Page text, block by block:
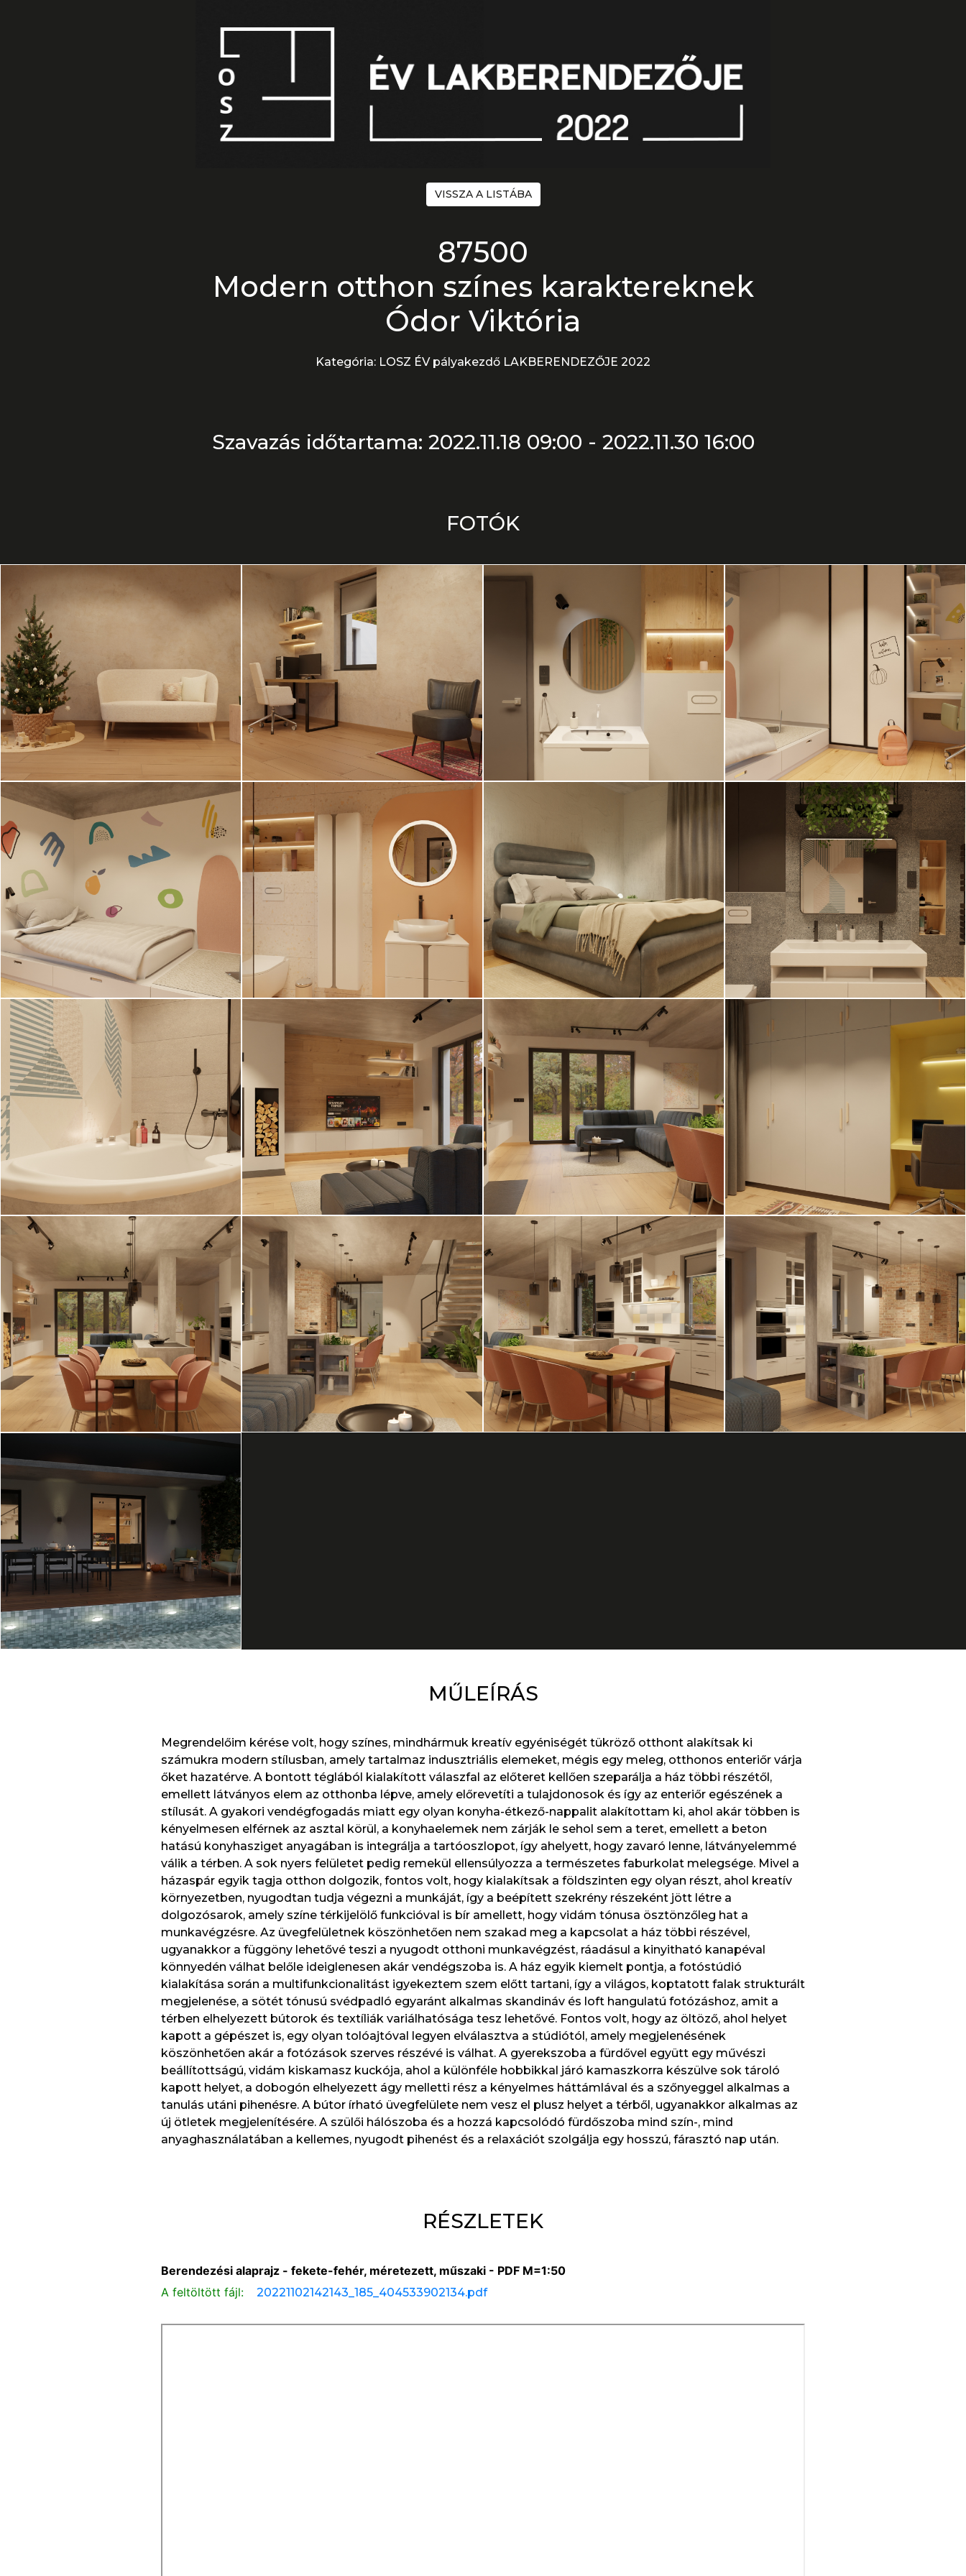
VISSZA A LISTÁBA
87500
Modern otthon színes karaktereknek
Ódor Viktória
Kategória: LOSZ ÉV pályakezdő LAKBERENDEZŐJE 2022
Szavazás időtartama: 2022.11.18 09:00 - 2022.11.30 16:00
FOTÓK
MŰLEÍRÁS
Megrendelőim kérése volt, hogy színes, mindhármuk kreatív egyéniségét tükröző otthont alakítsak ki
számukra modern stílusban, amely tartalmaz indusztriális elemeket, mégis egy meleg, otthonos enteriőr várja
őket hazatérve. A bontott téglából kialakított válaszfal az előteret kellően szeparálja a ház többi részétől,
emellett látványos elem az otthonba lépve, amely előrevetíti a tulajdonosok és így az enteriőr egészének a
stílusát. A gyakori vendégfogadás miatt egy olyan konyha-étkező-nappalit alakítottam ki, ahol akár többen is
kényelmesen elférnek az asztal körül, a konyhaelemek nem zárják le sehol sem a teret, emellett a beton
hatású konyhasziget anyagában is integrálja a tartóoszlopot, így ahelyett, hogy zavaró lenne, látványelemmé
válik a térben. A sok nyers felületet pedig remekül ellensúlyozza a természetes faburkolat melegsége. Mivel a
házaspár egyik tagja otthon dolgozik, fontos volt, hogy kialakítsak a földszinten egy olyan részt, ahol kreatív
környezetben, nyugodtan tudja végezni a munkáját, így a beépített szekrény részeként jött létre a
dolgozósarok, amely színe térkijelölő funkcióval is bír amellett, hogy vidám tónusa ösztönzőleg hat a
munkavégzésre. Az üvegfelületnek köszönhetően nem szakad meg a kapcsolat a ház többi részével,
ugyanakkor a függöny lehetővé teszi a nyugodt otthoni munkavégzést, ráadásul a kinyitható kanapéval
könnyedén válhat belőle ideiglenesen akár vendégszoba is. A ház egyik kiemelt pontja, a fotóstúdió
kialakítása során a multifunkcionalitást igyekeztem szem előtt tartani, így a világos, koptatott falak strukturált
megjelenése, a sötét tónusú svédpadló egyaránt alkalmas skandináv és loft hangulatú fotózáshoz, amit a
térben elhelyezett bútorok és textíliák variálhatósága tesz lehetővé. Fontos volt, hogy az öltöző, ahol helyet
kapott a gépészet is, egy olyan tolóajtóval legyen elválasztva a stúdiótól, amely megjelenésének
köszönhetően akár a fotózások szerves részévé is válhat. A gyerekszoba a fürdővel együtt egy művészi
beállítottságú, vidám kiskamasz kuckója, ahol a különféle hobbikkal járó kamaszkorra készülve sok tároló
kapott helyet, a dobogón elhelyezett ágy melletti rész a kényelmes háttámlával és a szőnyeggel alkalmas a
tanulás utáni pihenésre. A bútor írható üvegfelülete nem vesz el plusz helyet a térből, ugyanakkor alkalmas az
új ötletek megjelenítésére. A szülői hálószoba és a hozzá kapcsolódó fürdőszoba mind szín-, mind
anyaghasználatában a kellemes, nyugodt pihenést és a relaxációt szolgálja egy hosszú, fárasztó nap után.
RÉSZLETEK
Berendezési alaprajz - fekete-fehér, méretezett, műszaki - PDF M=1:50
A feltöltött fájl:
20221102142143_185_404533902134.pdf